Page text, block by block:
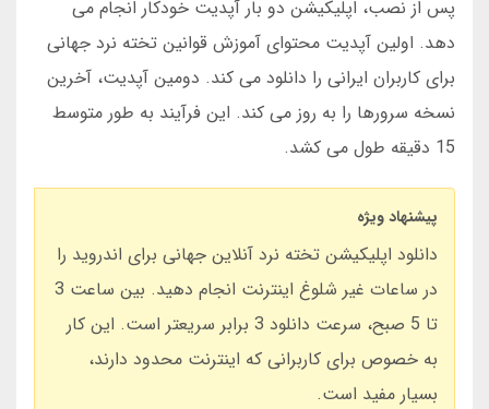
پس از نصب، اپلیکیشن دو بار آپدیت خودکار انجام می
دهد. اولین آپدیت محتوای آموزش قوانین تخته نرد جهانی
برای کاربران ایرانی را دانلود می کند. دومین آپدیت، آخرین
نسخه سرورها را به روز می کند. این فرآیند به طور متوسط
15 دقیقه طول می کشد.
پیشنهاد ویژه
دانلود اپلیکیشن تخته نرد آنلاین جهانی برای اندروید را
در ساعات غیر شلوغ اینترنت انجام دهید. بین ساعت 3
تا 5 صبح، سرعت دانلود 3 برابر سریعتر است. این کار
به خصوص برای کاربرانی که اینترنت محدود دارند،
بسیار مفید است.